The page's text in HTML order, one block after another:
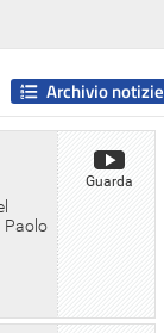
Paolo
Guarda
Archivio notizie